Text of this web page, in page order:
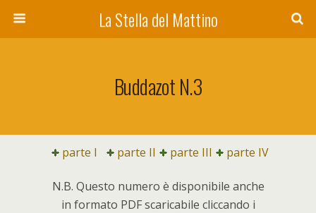
La Stella del Mattino
Buddazot N.3
parte I parte II parte III parte IV
N.B. Questo numero è disponibile anche
in formato PDF scaricabile cliccando i